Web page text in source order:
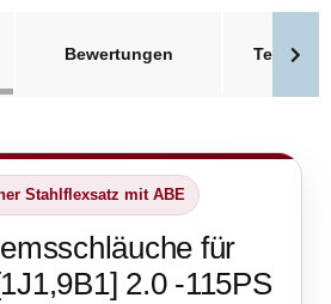
Bewertungen
Stahlflexsatz mit ABE
für
2.0 -115PS